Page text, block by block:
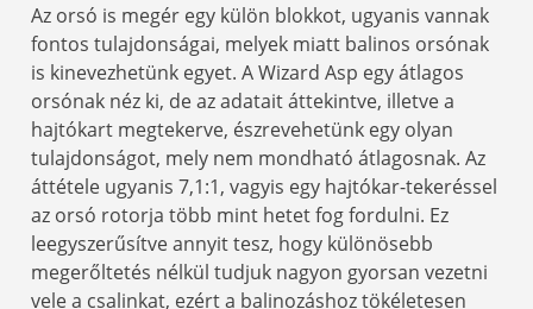
Az orsó is megér egy külön blokkot, ugyanis vannak
fontos tulajdonságai, melyek miatt balinos orsónak
is kinevezhetünk egyet. A Wizard Asp egy átlagos
orsónak néz ki, de az adatait áttekintve, illetve a
hajtókart megtekerve, észrevehetünk egy olyan
tulajdonságot, mely nem mondható átlagosnak. Az
áttétele ugyanis 7,1:1, vagyis egy hajtókar-tekeréssel
az orsó rotorja több mint hetet fog fordulni. Ez
leegyszerűsítve annyit tesz, hogy különösebb
megerőltetés nélkül tudjuk nagyon gyorsan vezetni
vele a csalinkat, ezért a balinozáshoz tökéletesen